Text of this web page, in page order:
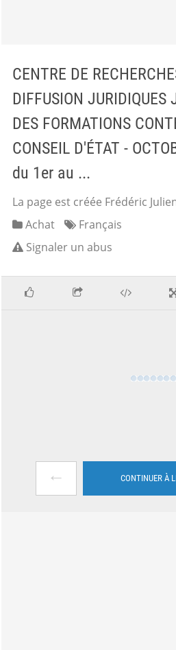
CENTRE DE
DIFFUSION JURIDIQUES
DES FORMATIONS
CONSEIL D'ÉTAT -
du 1er au ...
La page est créée Frédéric
Achat
Français
Signaler un abus
← CONTINUER À